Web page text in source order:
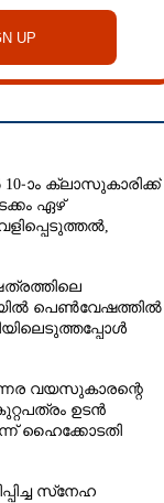
10-ാം ക്ലാസുകാരിക്ക്
ഏഴ്
പെൺവേഷത്തിൽ
വയസുകാരന്റെ
ഉടൻ
ഹൈക്കോടതി
സ്‌നേഹ
Copy Link